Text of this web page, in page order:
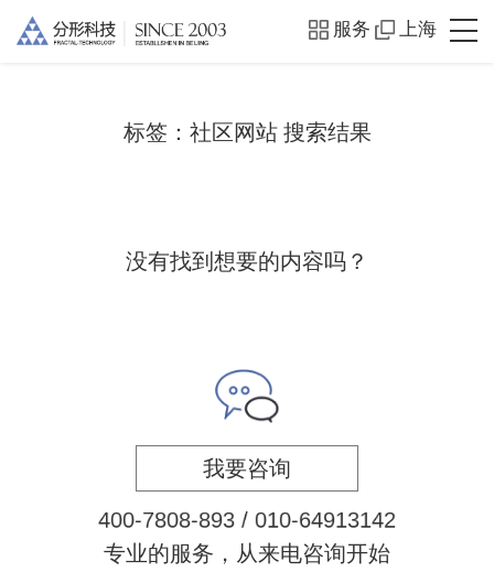
服务 上海
标签： 社区网站搜索结果
没有找到想要的内容吗？
我要咨询
400-7808-893 / 010-64913142
专业的服务，从来电咨询开始